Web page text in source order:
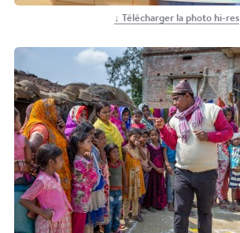
↓ Télécharger la photo hi-res